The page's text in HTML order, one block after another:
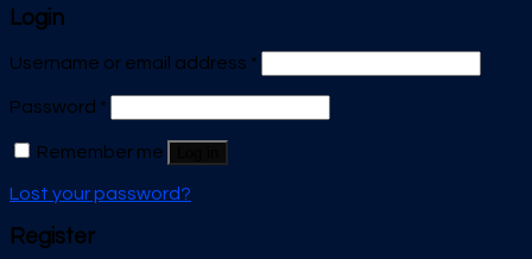
Login
Username or email address *
Password *
Remember me
Lost your password?
Register